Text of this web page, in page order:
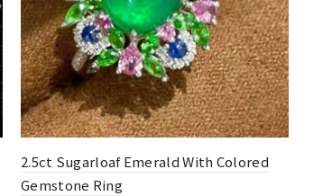
2.58ct Natural Panjshir Muzo Emerald
Bracelet